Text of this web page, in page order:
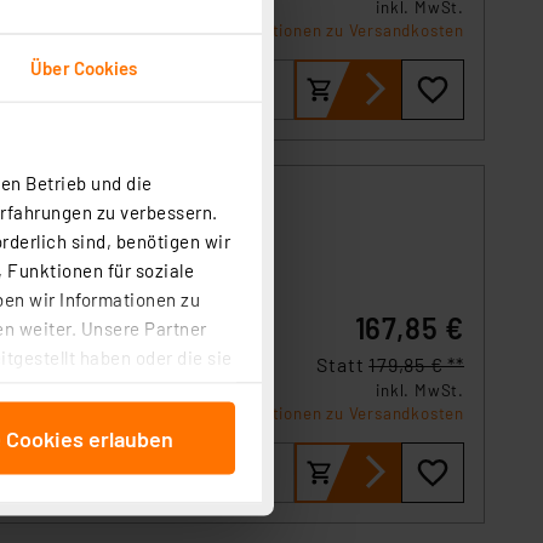
Über Cookies
Betrieb und die
zu verbessern.
sind, benötigen wir
Funktionen für soziale
wir Informationen zu
weiter. Unsere Partner
haben oder die sie
(Art. 6
ist durch Klick auf den
Cookies erlauben
inkl. MwSt.
Informationen zu Versandkosten
167,85 €
Statt179,85 € **
inkl. MwSt.
Informationen zu Versandkosten